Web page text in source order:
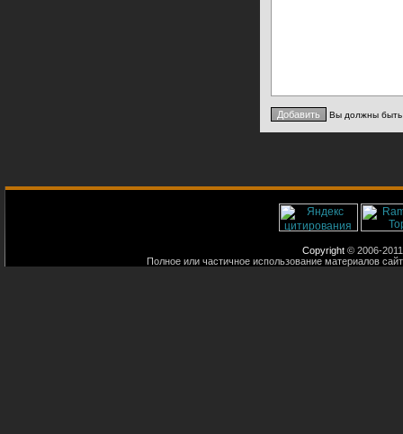
Вы должны
Copyright © 2006-
Полное или частичное использование материалов